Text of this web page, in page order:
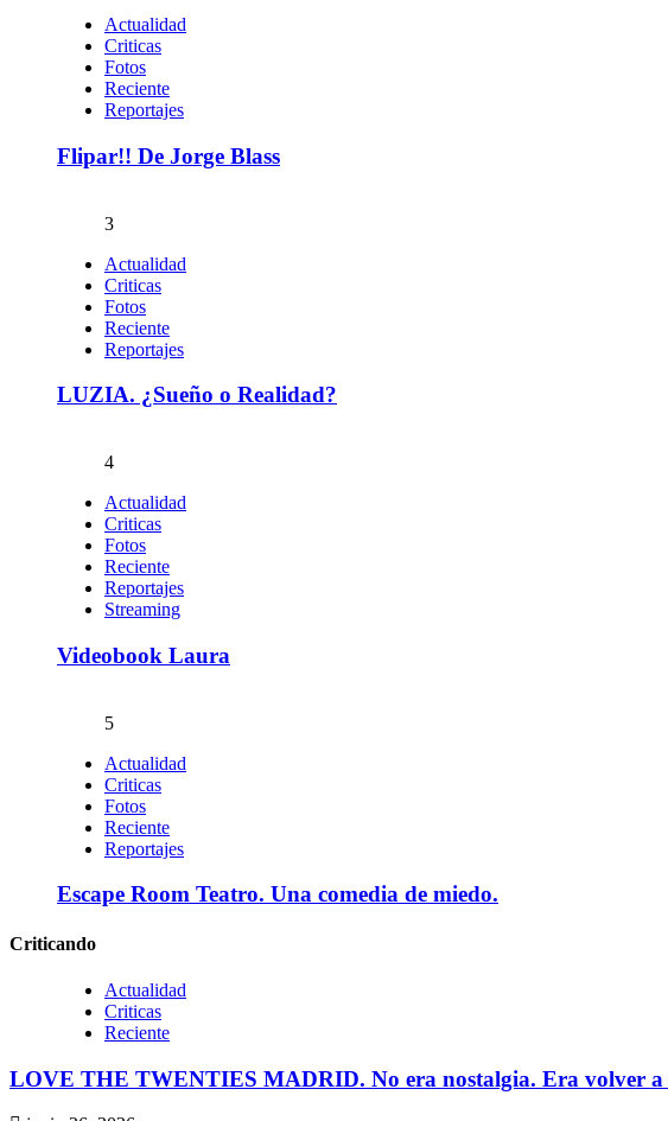
Actualidad
Criticas
Fotos
Reciente
Reportajes
Flipar!! De Jorge Blass
3
Actualidad
Criticas
Fotos
Reciente
Reportajes
LUZIA. ¿Sueño o Realidad?
4
Actualidad
Criticas
Fotos
Reciente
Reportajes
Streaming
Videobook Laura
5
Actualidad
Criticas
Fotos
Reciente
Reportajes
Escape Room Teatro. Una comedia de miedo.
Criticando
Actualidad
Criticas
Reciente
LOVE THE TWENTIES MADRID. No era nostalgia. Era volver a